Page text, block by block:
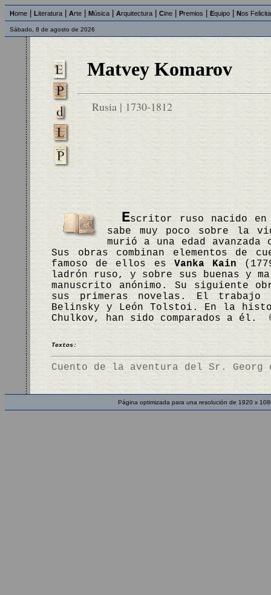
Home Literatura Arte Música Arquitectura Cine Premios Equipo Nos
Sábado, 8 de agosto de 2026
Matvey Komarov
Rusia | 1730-1812
Escritor ruso nacido en
sabe muy poco sobre la
murió a una edad avanzada
Sus obras combinan elementos de
famoso de ellos esVanka Kain
ladrón ruso, y sobre sus buenas y
manuscrito anónimo. Su siguiente
sus primeras novelas. El trabajo
Belinsky y León Tolstoi. En la
Chulkov, han sido comparados a él.
Textos:
Cuento de la aventura del Sr. Georg
Página optimizada para una resolución de 1920 x